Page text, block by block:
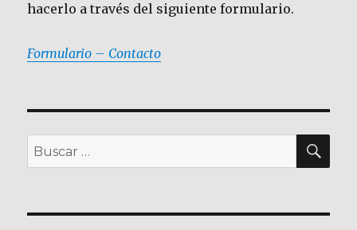
hacerlo a través del siguiente formulario.
Formulario – Contacto
Buscar
por: